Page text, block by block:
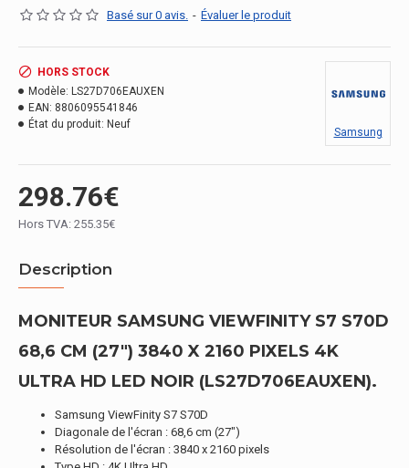
Basé sur 0 avis. - Évaluer le produit
298.76€
Hors TVA: 255.35€
HORS STOCK
Modèle: LS27D706EAUXEN
EAN: 8806095541846
État du produit: Neuf
Samsung
Description
MONITEUR SAMSUNG VIEWFINITY S7 S70D
68,6 CM (27") 3840 X 2160 PIXELS 4K
ULTRA HD LED NOIR (LS27D706EAUXEN).
Samsung ViewFinity S7 S70D
Diagonale de l'écran : 68,6 cm (27")
Résolution de l'écran : 3840 x 2160 pixels